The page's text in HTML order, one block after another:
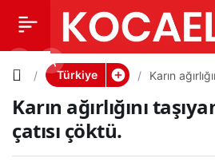
Türkiye
Karın
Karın ağırlığını
çatısı çöktü.
Karın
ağırlığını
taşıyama
yan